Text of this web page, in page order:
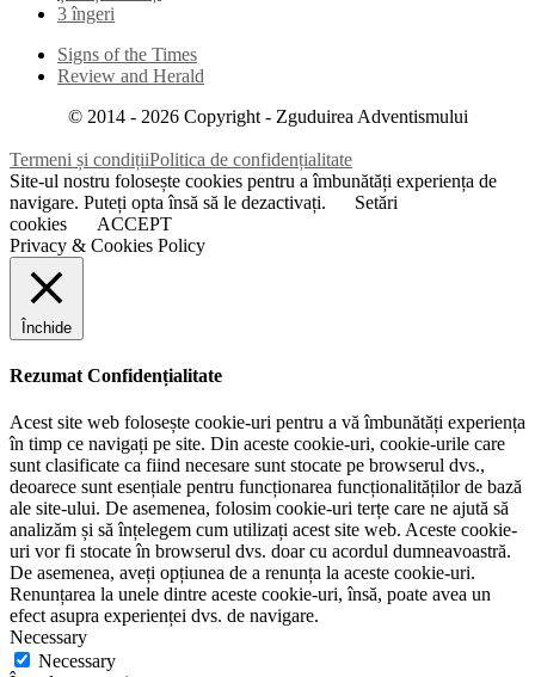
3 îngeri
Signs of the Times
Review and Herald
© 2014 - 2026Copyright - Zguduirea Adventismului
Termeni și condițiiPolitica de confidențialitate
Site-ul nostru folosește cookies pentru a îmbunătăți experiența de
navigare. Puteți opta însă să le dezactivați.
Setări
cookies
ACCEPT
Privacy & Cookies Policy
Închide
Rezumat Confidențialitate
Acest site web folosește cookie-uri pentru a vă îmbunătăți experiența
în timp ce navigați pe site. Din aceste cookie-uri, cookie-urile care
sunt clasificate ca fiind necesare sunt stocate pe browserul dvs.,
deoarece sunt esențiale pentru funcționarea funcționalităților de bază
ale site-ului. De asemenea, folosim cookie-uri terțe care ne ajută să
analizăm și să înțelegem cum utilizați acest site web. Aceste cookie-
uri vor fi stocate în browserul dvs. doar cu acordul dumneavoastră.
De asemenea, aveți opțiunea de a renunța la aceste cookie-uri.
Renunțarea la unele dintre aceste cookie-uri, însă, poate avea un
efect asupra experienței dvs. de navigare.
Necessary
Necessary